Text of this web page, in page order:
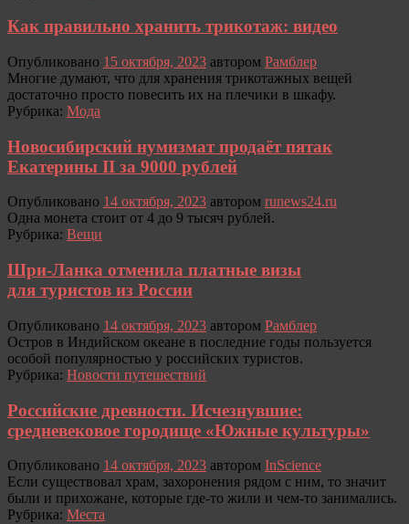
Как правильно хранить трикотаж: видео
Опубликовано 15 октября, 2023 автором Рамблер
Многие думают, что для хранения трикотажных вещей
достаточно просто повесить их на плечики в шкафу.
Рубрика: Мода
Новосибирский нумизмат продаёт пятак
Екатерины II за 9000 рублей
Опубликовано 14 октября, 2023 автором runews24.ru
Одна монета стоит от 4 до 9 тысяч рублей.
Рубрика: Вещи
Шри-Ланка отменила платные визы
для туристов из России
Опубликовано 14 октября, 2023 автором Рамблер
Остров в Индийском океане в последние годы пользуется
особой популярностью у российских туристов.
Рубрика: Новости путешествий
Российские древности. Исчезнувшие:
средневековое городище «Южные культуры»
Опубликовано 14 октября, 2023 автором InScience
Если существовал храм, захоронения рядом с ним, то значит
были и прихожане, которые где-то жили и чем-то занимались.
Рубрика: Места